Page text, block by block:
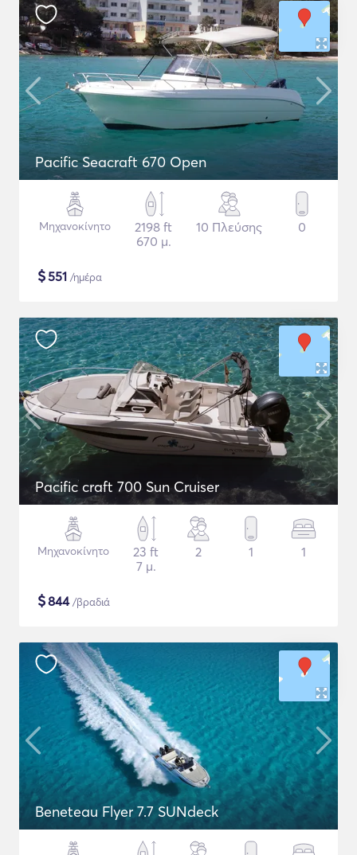
Pacific Seacraft 670 Open
Μηχανοκίνητο
2198 ft
670 μ.
10 Πλεύσης 0
$551 /ημέρα
Pacific craft 700 Sun Cruiser
Μηχανοκίνητο
23 ft
7 μ.
2 1 1
$844/βραδιά
Beneteau Flyer 7.7 SUNdeck